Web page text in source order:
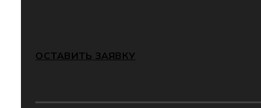
ОСТАВИТЬ ЗАЯВКУ